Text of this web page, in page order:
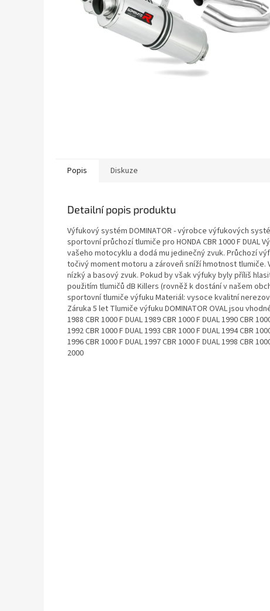
Popis Diskuze
Detailní popis produktu
Výfukový systém DOMINATOR - výrobce výfukových
sportovní průchozí tlumiče pro HONDA CBR 1000 F DUAL
vašeho motocyklu a dodá mu jedinečný zvuk. Průchozí
točivý moment motoru a zároveň sníží hmotnost tlumiče.
nízký a basový zvuk. Pokud by však výfuky byly příliš
použitím tlumičů dB Killers (rovněž k dostání v našem
sportovní tlumiče výfuku Materiál: vysoce kvalitní
Záruka 5 let Tlumiče výfuku DOMINATOR OVAL jsou
1988 CBR 1000 F DUAL 1989 CBR 1000 F DUAL 1990 CBR
1992 CBR 1000 F DUAL 1993 CBR 1000 F DUAL 1994 CBR
1996 CBR 1000 F DUAL 1997 CBR 1000 F DUAL 1998 CBR
2000